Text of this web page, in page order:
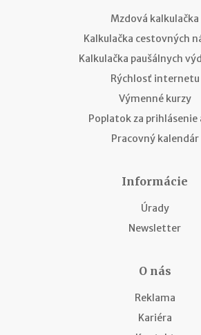
Mzdová kalkulačka
Kalkulačka cestovných
Kalkulačka paušálnych
Rýchlosť internetu
Výmenné kurzy
Poplatok za prihlásenie
Pracovný kalendár
Informácie
Úrady
Newsletter
O nás
Reklama
Kariéra